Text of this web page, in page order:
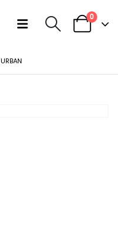
0
URBAN